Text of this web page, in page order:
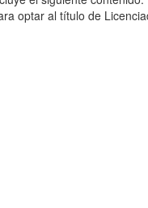
optar al título de